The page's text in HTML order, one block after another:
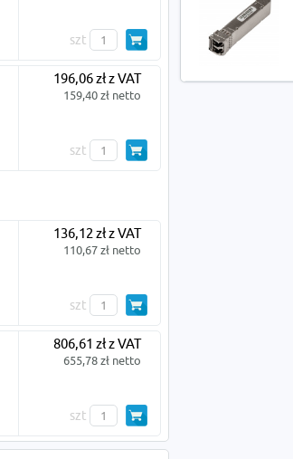
szt
196,06 zł z VAT
159,40 zł netto
szt
136,12 zł z VAT
110,67 zł netto
szt
806,61 zł z VAT
655,78 zł netto
szt